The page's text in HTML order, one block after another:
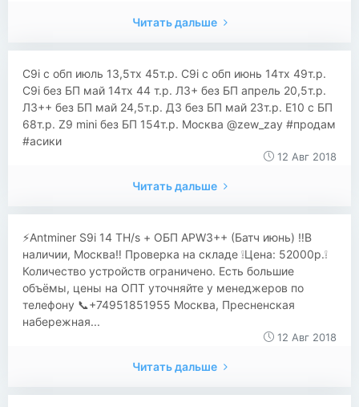
Читать дальше
С9i с обп июль 13,5тх 45т.р. С9i с обп июнь 14тх 49т.р.
С9i без БП май 14тх 44 т.р. Л3+ без БП апрель 20,5т.р.
Л3++ без БП май 24,5т.р. Д3 без БП май 23т.р. Е10 с БП
68т.р. Z9 mini без БП 154т.р. Москва @zew_zay #продам
#асики
12 Авг 2018
Читать дальше
⚡️Antminer S9i 14 TH/s + ОБП APW3++ (Батч июнь) ‼️В
наличии, Москва‼️ Проверка на складе ❕Цена: 52000р.❕
Количество устройств ограничено. Есть большие
объёмы, цены на ОПТ уточняйте у менеджеров по
телефону 📞+74951851955 Москва, Пресненская
набережная...
12 Авг 2018
Читать дальше